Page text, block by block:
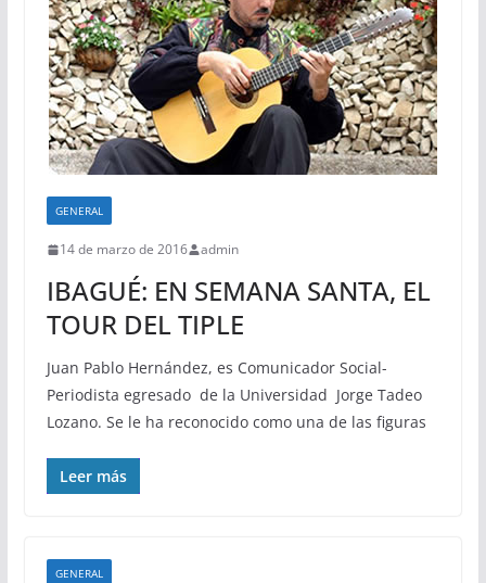
GENERAL
14 de marzo de 2016 admin
IBAGUÉ: EN SEMANA SANTA, EL
TOUR DEL TIPLE
Juan Pablo Hernández, es Comunicador Social-
Periodista egresado de la Universidad Jorge Tadeo
Lozano. Se le ha reconocido como una de las figuras
Leer más
GENERAL